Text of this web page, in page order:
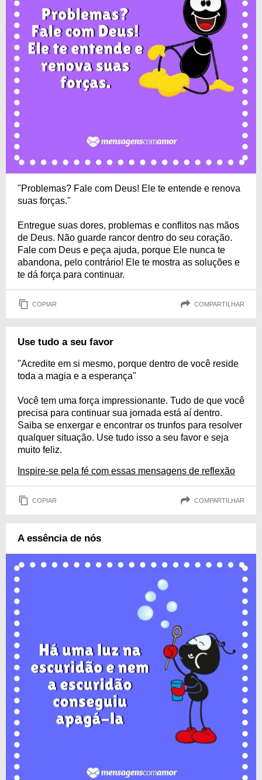
"Problemas? Fale com Deus! Ele te entende e renova
suas forças."
Entregue suas dores, problemas e conflitos nas mãos
de Deus. Não guarde rancor dentro do seu coração.
Fale com Deus e peça ajuda, porque Ele nunca te
abandona, pelo contrário! Ele te mostra as soluções e
te dá força para continuar.
COPIAR COMPARTILHAR
Use tudo a seu favor
"Acredite em si mesmo, porque dentro de você reside
toda a magia e a esperança"
Você tem uma força impressionante. Tudo de que você
precisa para continuar sua jornada está aí dentro.
Saiba se enxergar e encontrar os trunfos para resolver
qualquer situação. Use tudo isso a seu favor e seja
muito feliz.
Inspire-se pela fé com essas mensagens de reflexão
COPIAR COMPARTILHAR
A essência de nós